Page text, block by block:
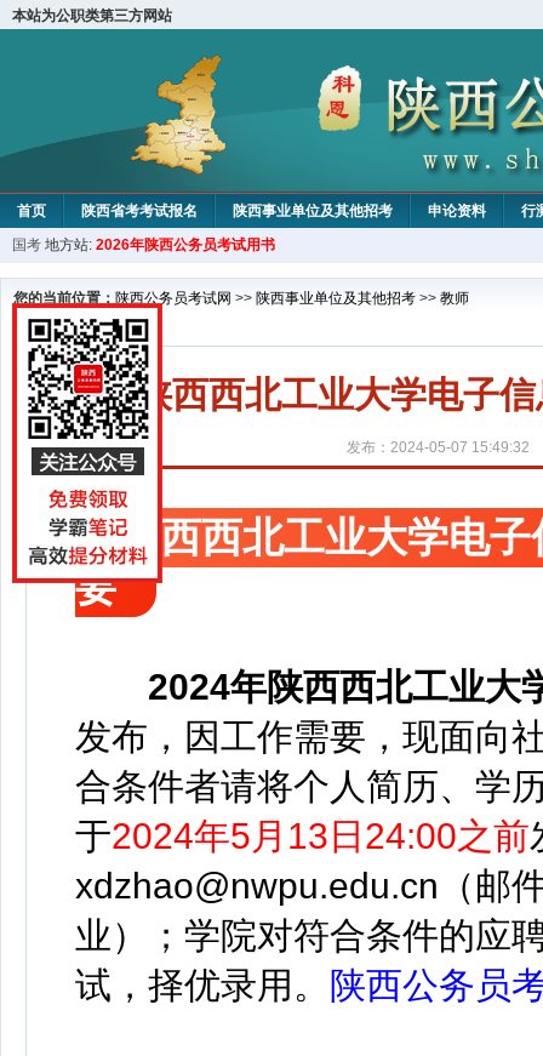
本站为公职类第三方网站
首页 陕西省考考试报名 陕西事业单位及其他招考 申论资料
行
国考 地方站: 2026年陕西公务员考试用书
您的当前位置： 陕西公务员考试网 >> 陕西事业单位及其他招考 >> 教师
2024陕西西北工业大学电子
发布：2024-05-07 15:49:32
陕西西北工业大学电
要
2024年陕西西北工业大
发布， 因工作需要，现面向
合条件者请将个人简历、学
于2024年5月13日24:00之前
xdzhao@nwpu.edu.cn（邮
业）； 学院对符合条件的应
试，择优录用。 陕西公务员